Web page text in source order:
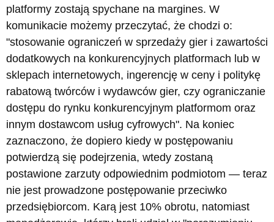
platformy zostają spychane na margines. W
komunikacie możemy przeczytać, że chodzi o:
"stosowanie ograniczeń w sprzedaży gier i zawartości
dodatkowych na konkurencyjnych platformach lub w
sklepach internetowych, ingerencję w ceny i politykę
rabatową twórców i wydawców gier, czy ograniczanie
dostępu do rynku konkurencyjnym platformom oraz
innym dostawcom usług cyfrowych". Na koniec
zaznaczono, że dopiero kiedy w postępowaniu
potwierdzą się podejrzenia, wtedy zostaną
postawione zarzuty odpowiednim podmiotom — teraz
nie jest prowadzone postępowanie przeciwko
przedsiębiorcom. Karą jest 10% obrotu, natomiast